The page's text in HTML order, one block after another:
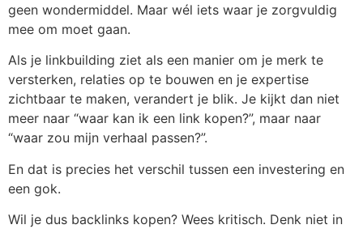
geen wondermiddel. Maar wél iets waar je zorgvuldig
mee om moet gaan.
Als je linkbuilding ziet als een manier om je merk te
versterken, relaties op te bouwen en je expertise
zichtbaar te maken, verandert je blik. Je kijkt dan niet
meer naar “waar kan ik een link kopen?”, maar naar
“waar zou mijn verhaal passen?”.
En dat is precies het verschil tussen een investering en
een gok.
Wil je dus backlinks kopen? Wees kritisch. Denk niet in